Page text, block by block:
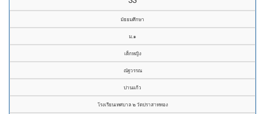
มัธยมศึกษา
ม.๑
เด็กหญิง
ณัฐวรรณ
ปานแก้ว
โรงเรียนเทศบาล ๒ วัดปราสาททอง